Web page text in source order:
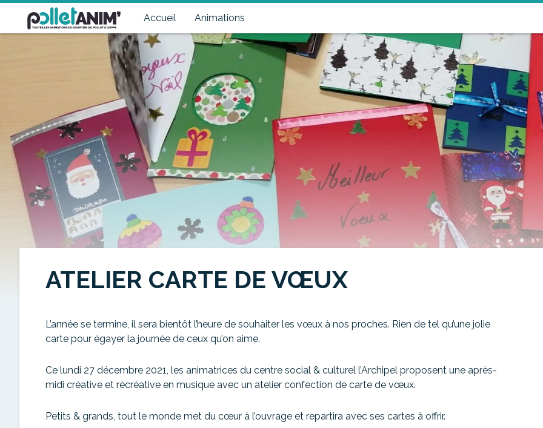
Accueil Animations
Pollet Anim'
Toutes les animations du quartier du Pollet à Dieppe
ATELIER CARTE DE VŒUX
L’année se termine, il sera bientôt l’heure de souhaiter les vœux à nos proches. Rien de tel qu’une jolie
carte pour égayer la journée de ceux qu’on aime.
Ce lundi 27 décembre 2021, les animatrices du centre social & culturel l’Archipel proposent une après-
midi créative et récréative en musique avec un atelier confection de carte de vœux.
Petits & grands, tout le monde met du cœur à l’ouvrage et repartira avec ses cartes à offrir.